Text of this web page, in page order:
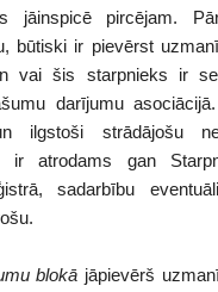
jāinspicē pircējam.
būtiski ir pievērst
vai šis starpnieks ir
darījumu
ilgstoši strādājošu
ir atrodams gan
sadarbību
blokā jāpievērš